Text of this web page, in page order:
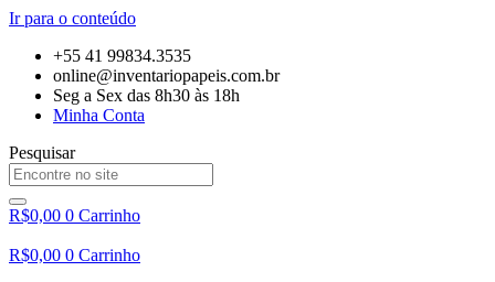
Ir para o conteúdo
+55 41 99834.3535
online@inventariopapeis.com.br
Seg a Sex das 8h30 às 18h
Minha Conta
Pesquisar
R$0,00 0 Carrinho
R$0,00 0 Carrinho